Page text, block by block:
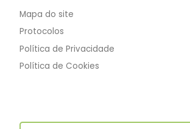
Mapa do site
Protocolos
Política de Privacidade
Política de Cookies